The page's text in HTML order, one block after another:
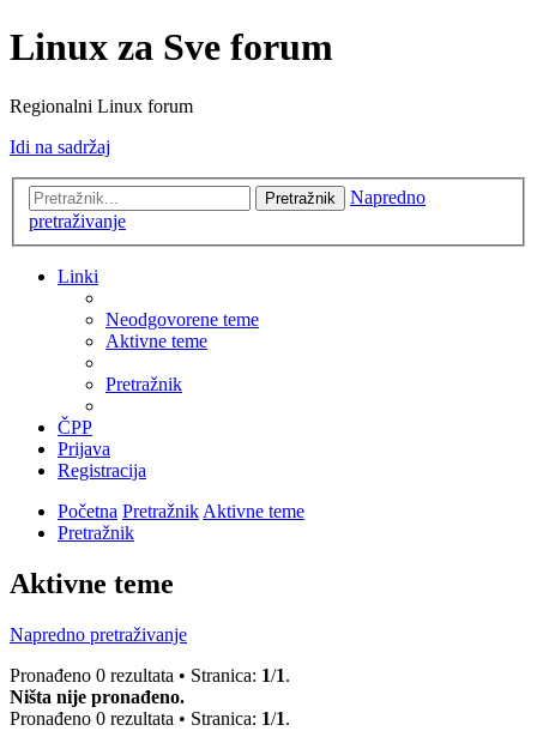
Linux za Sve forum
Regionalni Linux forum
Idi na sadržaj
Pretražnik
Napredno
pretraživanje
Linki
Neodgovorene teme
Aktivne teme
Pretražnik
ČPP
Prijava
Registracija
Početna PretražnikAktivne teme
Pretražnik
Aktivne teme
Napredno pretraživanje
Pronađeno 0 rezultata • Stranica: 1/1.
Ništa nije pronađeno.
Pronađeno 0 rezultata • Stranica: 1/1.